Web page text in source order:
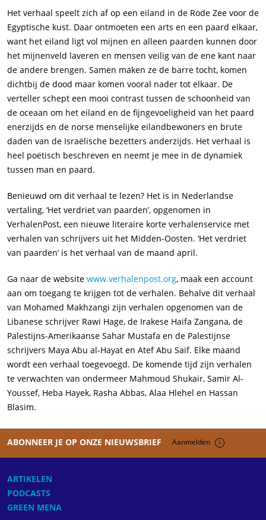
Het verhaal speelt zich af op een eiland in de Rode Zee voor de
Egyptische kust. Daar ontmoeten een arts en een paard elkaar,
want het eiland ligt vol mijnen en alleen paarden kunnen door
het mijnenveld laveren en mensen veilig van de ene kant naar
de andere brengen. Samen maken ze de barre tocht, komen
dichtbij de dood maar komen vooral nader tot elkaar. De
verteller schept een mooi contrast tussen de schoonheid van
de oceaan om het eiland en de fijngevoeligheid van het paard
enerzijds en de norse menselijke eilandbewoners en brute
daden van de Israëlische bezetters anderzijds. Het verhaal is
heel poëtisch beschreven en neemt je mee in de dynamiek
tussen man en paard.
Benieuwd om dit verhaal te lezen? Het is in Nederlandse
vertaling, ‘Het verdriet van paarden’, opgenomen in
VerhalenPost, een nieuwe literaire korte verhalenservice met
verhalen van schrijvers uit het Midden-Oosten. ‘Het verdriet
van paarden’ is het verhaal van de maand april.
Ga naar de website www.verhalenpost.org, maak een account
aan om toegang te krijgen tot de verhalen. Behalve dit verhaal
van Mohamed Makhzangi zijn verhalen opgenomen van de
Libanese schrijver Rawi Hage, de Irakese Haifa Zangana, de
Palestijns-Amerikaanse Sahar Mustafa en de Palestijnse
schrijvers Maya Abu al-Hayat en Atef Abu Saif. Elke maand
wordt een verhaal toegevoegd. De komende tijd zijn verhalen
te verwachten van ondermeer Mahmoud Shukair, Samir Al-
Youssef, Heba Hayek, Rasha Abbas, Alaa Hlehel en Hassan
Blasim.
ABONNEER JE OP ONZE NIEUWSBRIEF Aanmelden
ARTIKELEN
PODCASTS
GREEN MENA